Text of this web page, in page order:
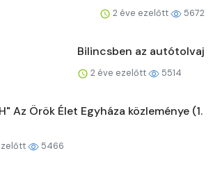
2 éve ezelőtt 5672
Bilincsben az autótolvaj
2 éve ezelőtt 5514
Az Örök Élet Egyháza közleménye (1.
5466